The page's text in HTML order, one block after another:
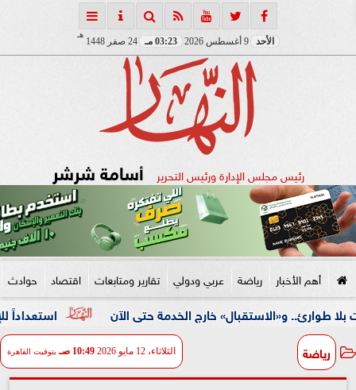
الأحد 03:23 مـ 24 صفر 1448
هـ
رئيس مجلس الإدارة ورئيس التحرير أسامة شرشر
أهم الأخبار رياضة عربي ودولي تقارير ومتابعات اقتصاد حوادث
استعداداً للإفتتاح خارج الخدمة حتى الآن
رياضة الثلاثاء، 12 مايو 2026 10:49 صـ بتوقيت القاهرة